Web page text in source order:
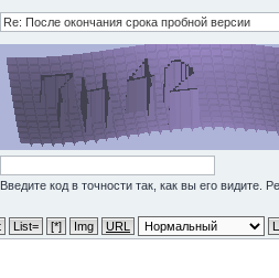
Введите код в точности так, как вы его видите.